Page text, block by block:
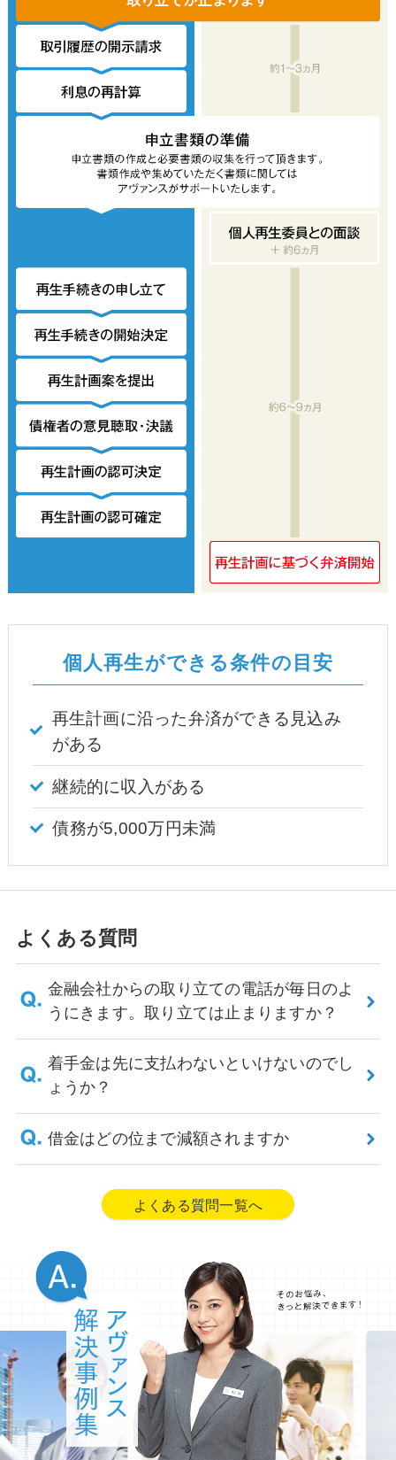
個人再生ができる条件の目安
再生計画に沿った弁済ができる見込み
がある
継続的に収入がある
債務が5,000万円未満
よくある質問
金融会社からの取り立ての電話が毎日のよ
うにきます。取り立ては止まりますか？
着手金は先に支払わないといけないのでし
ょうか？
借金はどの位まで減額されますか
よくある質問一覧へ